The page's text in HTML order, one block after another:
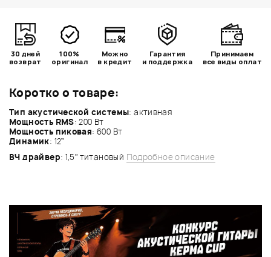
Коротко о товаре:
Тип акустической системы: активная
Мощность RMS: 200 Вт
Мощность пиковая: 600 Вт
Динамик: 12”
ВЧ драйвер: 1,5” титановый Подробное описание
30 дней
возврат
100%
оригинал
Можно
в кредит
Гарантия
и поддержка
Принимаем
все виды оплат